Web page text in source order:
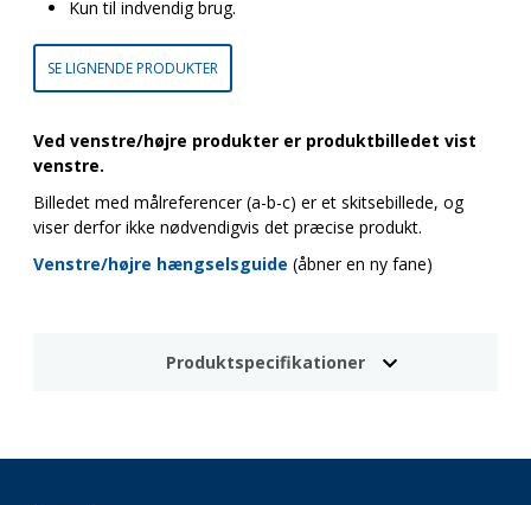
Kun til indvendig brug.
SE LIGNENDE PRODUKTER
Ved venstre/højre produkter er produktbilledet vist
venstre.
Billedet med målreferencer (a-b-c) er et skitsebillede, og
viser derfor ikke nødvendigvis det præcise produkt.
Venstre/højre hængselsguide (åbner en ny fane)
Produktspecifikationer